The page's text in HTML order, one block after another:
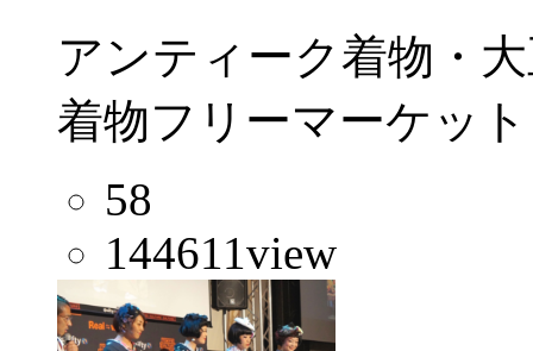
アンティーク着物・
着物フリーマーケッ
58
144611view